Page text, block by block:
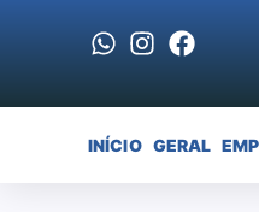
INÍCIO GERAL